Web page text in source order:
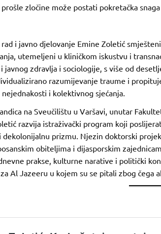
zločine može postati pokretačka
rad i javno djelovanje Emine Zoletić
utemeljeni u kliničkom iskustvu i
javnog zdravlja i sociologije, s više od
razumijevanje traume i
i kolektivnog sjećanja.
na Sveučilištu u Varšavi, unutar
razvija istraživački program koji
dekolonijalnu prizmu. Njezin doktorski
obiteljima i dijasporskim
prakse, kulturne narative i politički
Al Jazeeru u kojem su se pitali zbog čega